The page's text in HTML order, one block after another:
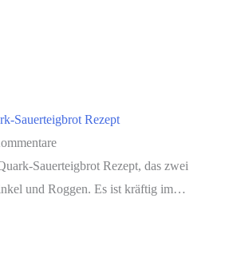
Sauerteigbrot Rezept
Sauerteigbrot Rezept, das zwei
und Roggen. Es ist kräftig im…